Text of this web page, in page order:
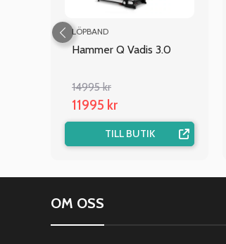
LÖPBAND
Hammer Q Vadis 3.0
14995 kr
11995 kr
TILL BUTIK
OM OSS